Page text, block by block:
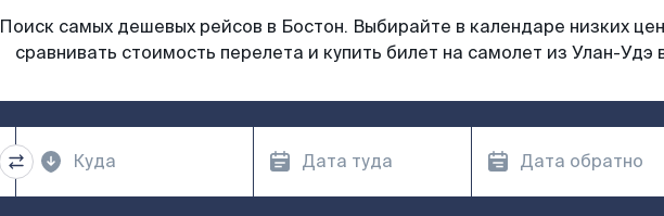
Поиск самых дешевых рейсов в Бостон. Выбирайте в календаре низких
сравнивать стоимость перелета и купить билет на самолет из Улан-Удэ